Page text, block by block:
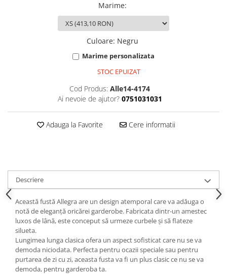
Marime:
Culoare: Negru
Marime personalizata
STOC EPUIZAT
Cod Produs: Alle14-4174
Ai nevoie de ajutor? 0751031031
Adauga la Favorite Cere informatii
Descriere
Această fustă Allegra are un design atemporal care va adăuga o
notă de eleganță oricărei garderobe. Fabricata dintr-un amestec
luxos de lână, este conceput să urmeze curbele și să flateze
silueta.
Lungimea lunga clasica ofera un aspect sofisticat care nu se va
demoda niciodata. Perfecta pentru ocazii speciale sau pentru
purtarea de zi cu zi, aceasta fusta va fi un plus clasic ce nu se va
demoda, pentru garderoba ta.